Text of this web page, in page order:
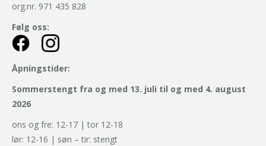
org.nr. 971 435 828
Følg oss:
Åpningstider:
Sommerstengt fra og med 13. juli til og med 4. august
2026
ons og fre: 12-17 | tor 12-18
lør: 12-16 | søn – tir: stengt